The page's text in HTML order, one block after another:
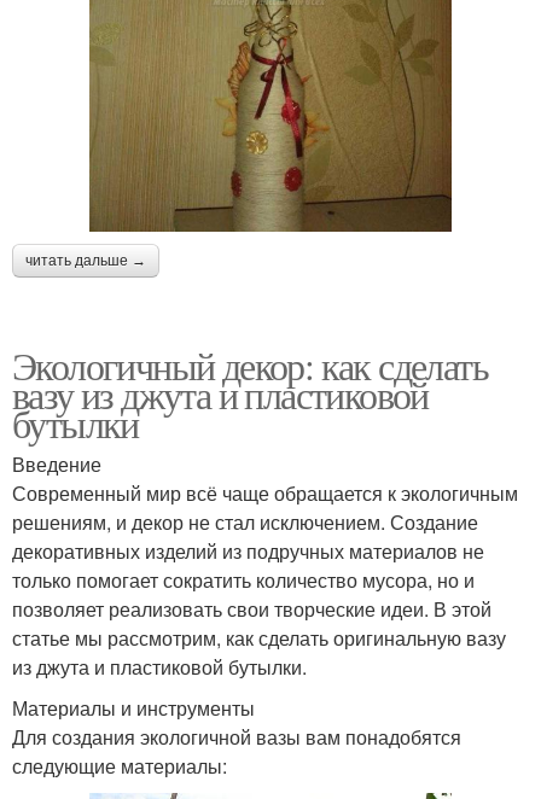
читать дальше →
Экологичный декор: как сделать
вазу из джута и пластиковой
бутылки
Введение
Современный мир всё чаще обращается к экологичным
решениям, и декор не стал исключением. Создание
декоративных изделий из подручных материалов не
только помогает сократить количество мусора, но и
позволяет реализовать свои творческие идеи. В этой
статье мы рассмотрим, как сделать оригинальную вазу
из джута и пластиковой бутылки.
Материалы и инструменты
Для создания экологичной вазы вам понадобятся
следующие материалы: